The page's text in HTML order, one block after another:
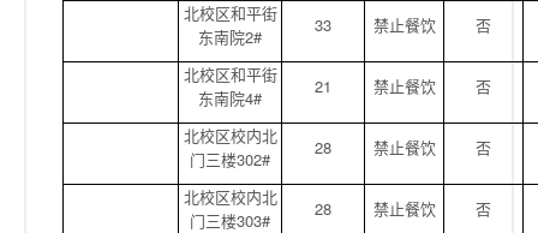
北校区和平街
东南院2#
33 禁止餐饮 否
北校区和平街
东南院4#
21 禁止餐饮 否
北校区校内北
门三楼302#
28 禁止餐饮 否
北校区校内北
门三楼303#
28 禁止餐饮 否